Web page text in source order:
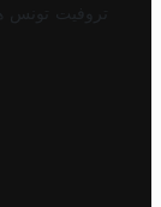
تروفيت تونس